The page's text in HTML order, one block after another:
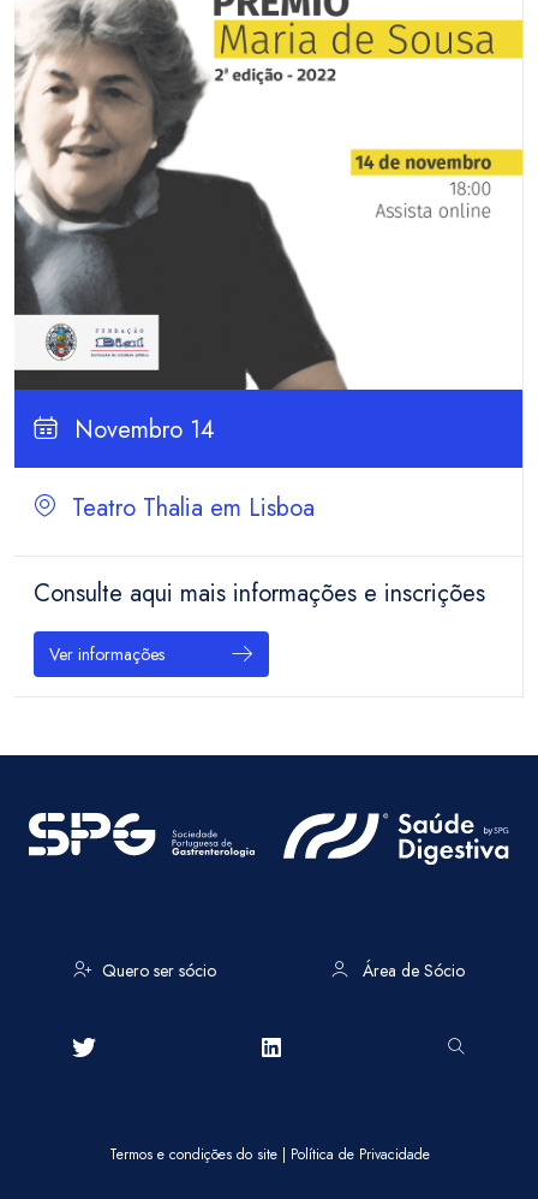
Novembro 14
Teatro Thalia em Lisboa
Consulte aqui mais informações e inscrições
Ver informações
Quero ser sócio Área de Sócio
Termos e condições do site| Política de Privacidade